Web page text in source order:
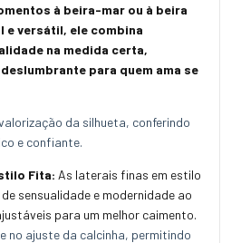
à beira-mar ou à beira
e versátil, ele combina
na medida certa,
para quem ama se
da silhueta, conferindo
e confiante.
Fita: As laterais finas em estilo
sensualidade e modernidade ao
para um melhor caimento.
no ajuste da calcinha, permitindo